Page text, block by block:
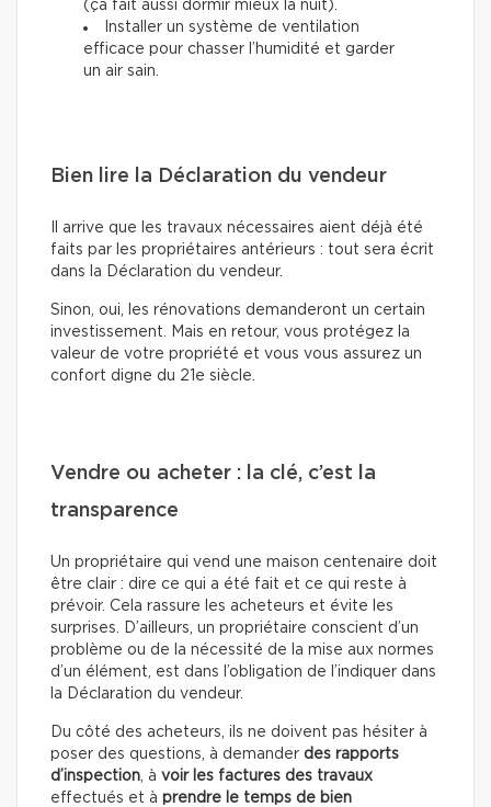
(ça fait aussi dormir mieux la nuit).
Installer un système de ventilation
efficace pour chasser l’humidité et garder
un air sain.
Bien lire la Déclaration du vendeur
Il arrive que les travaux nécessaires aient déjà été
faits par les propriétaires antérieurs : tout sera écrit
dans la Déclaration du vendeur.
Sinon, oui, les rénovations demanderont un certain
investissement. Mais en retour, vous protégez la
valeur de votre propriété et vous vous assurez un
confort digne du 21e siècle.
Vendre ou acheter : la clé, c’est la
transparence
Un propriétaire qui vend une maison centenaire doit
être clair : dire ce qui a été fait et ce qui reste à
prévoir. Cela rassure les acheteurs et évite les
surprises. D’ailleurs, un propriétaire conscient d’un
problème ou de la nécessité de la mise aux normes
d’un élément, est dans l’obligation de l’indiquer dans
la Déclaration du vendeur.
Du côté des acheteurs, ils ne doivent pas hésiter à
poser des questions, à demander des rapports
d’inspection, à voir les factures des travaux
effectués et à prendre le temps de bien